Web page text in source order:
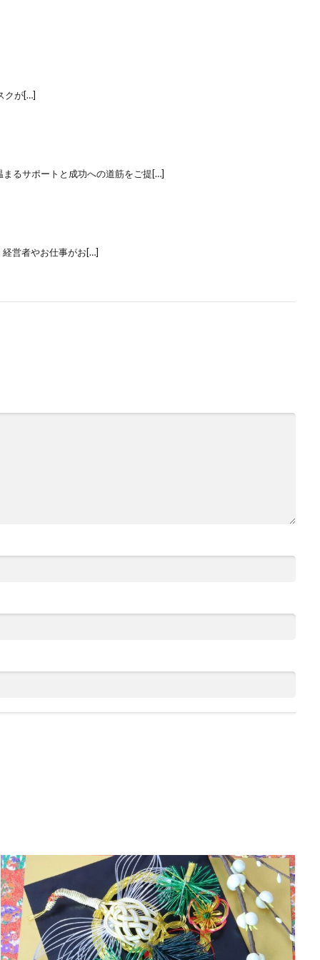
クが[…]
るサポートと成功への道筋をご提[…]
営者やお仕事がお[…]